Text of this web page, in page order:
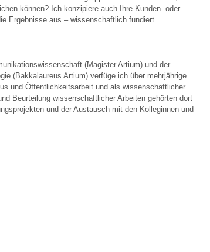
können? Ich konzipiere auch Ihre Kunden- oder
Ergebnisse aus – wissenschaftlich fundiert.
(Magister Artium) und der
(Bakkalaureus Artium) verfüge ich über mehrjährige
und Öffentlichkeitsarbeit und als wissenschaftlicher
Beurteilung wissenschaftlicher Arbeiten gehörten dort
und der Austausch mit den Kolleginnen und